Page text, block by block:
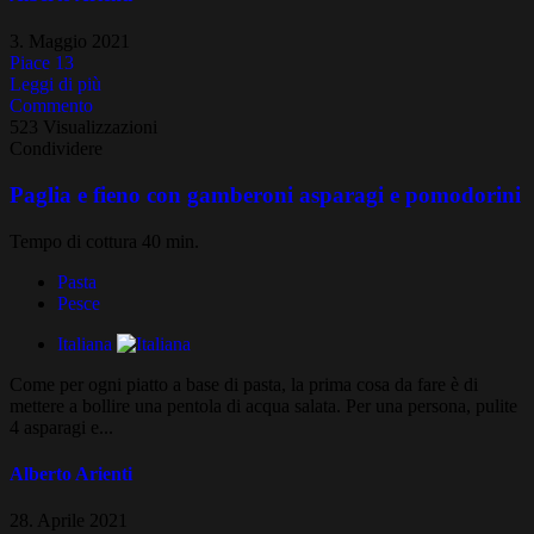
3. Maggio 2021
Piace 13
Leggi di più
Commento
523 Visualizzazioni
Condividere
Paglia e fieno con gamberoni asparagi e pomodorini
Tempo di cottura 40 min.
Pasta
Pesce
Italiana
Come per ogni piatto a base di pasta, la prima cosa da fare è di
mettere a bollire una pentola di acqua salata. Per una persona, pulite
4 asparagi e...
Alberto Arienti
28. Aprile 2021